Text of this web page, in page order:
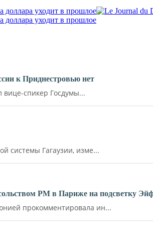
доллара уходит в прошлое
доллара уходит в прошлое
к Приднестровью нет
вице-спикер Госдумы...
системы Гагаузии, изме...
РМ в Париже на подсветку
прокомментировала ин...